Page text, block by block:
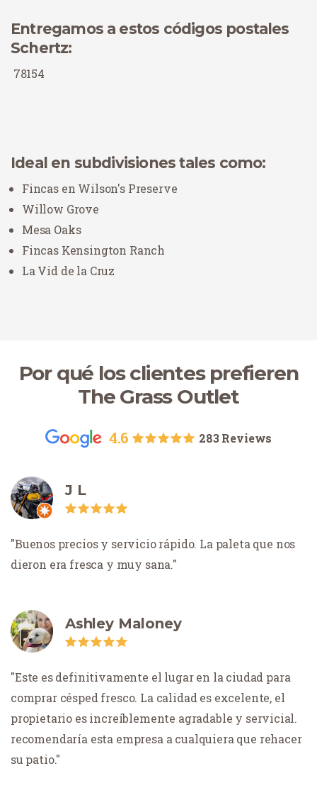
Entregamos a estos códigos postales
Schertz:
78154
Ideal en subdivisiones tales como:
Fincas en Wilson's Preserve
Willow Grove
Mesa Oaks
Fincas Kensington Ranch
La Vid de la Cruz
Por qué los clientes prefieren
The Grass Outlet
4.6 283 Reviews
J L
Buenos precios y servicio rápido. La paleta que nos
dieron era fresca y muy sana.
Ashley Maloney
Este es definitivamente el lugar en la ciudad para
comprar césped fresco. La calidad es excelente, el
propietario es increíblemente agradable y servicial.
recomendaría esta empresa a cualquiera que rehacer
su patio.